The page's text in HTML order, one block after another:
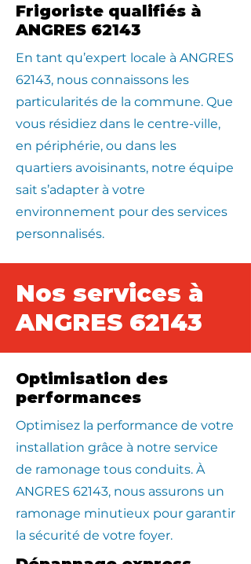
Frigoriste qualifiés à
ANGRES 62143
En tant qu’expert locale à ANGRES
62143, nous connaissons les
particularités de la commune. Que
vous résidiez dans le centre-ville,
en périphérie, ou dans les
quartiers avoisinants, notre équipe
sait s’adapter à votre
environnement pour des services
personnalisés.
Nos services à
ANGRES 62143
Optimisation des
performances
Optimisez la performance de votre
installation grâce à notre service
de ramonage tous conduits. À
ANGRES 62143, nous assurons un
ramonage minutieux pour garantir
la sécurité de votre foyer.